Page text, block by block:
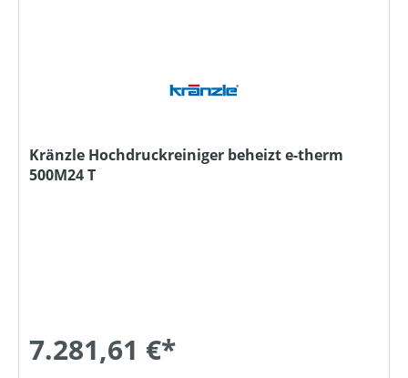
Kränzle Hochdruckreiniger beheizt e-therm
500M24 T
7.281,61 €*